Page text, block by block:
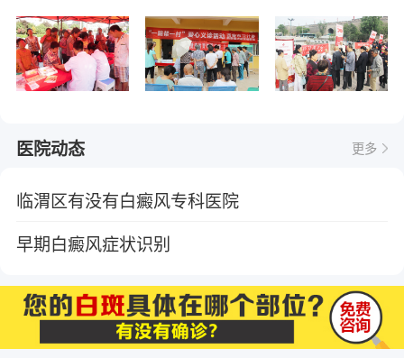
医院动态 更多
临渭区有没有白癜风专科医院
早期白癜风症状识别